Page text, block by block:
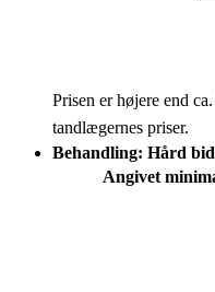
Prisen er højere end ca.
tandlægernes priser.
Behandling: Hård
Angivet